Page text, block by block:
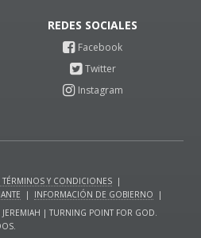
Y CONDICIONES |
| INFORMACIÓN DE GOBIERNO
|
| TURNING POINT FOR GOD.